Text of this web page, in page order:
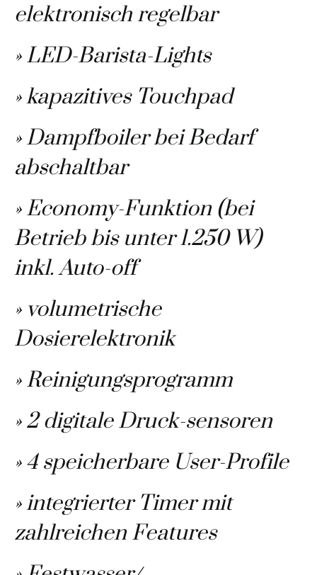
elektronisch regelbar
» LED-Barista-Lights
» kapazitives Touchpad
» Dampfboiler bei Bedarf
abschaltbar
» Economy-Funktion (bei
Betrieb bis unter 1.250 W)
inkl. Auto-off
» volumetrische
Dosierelektronik
» Reinigungsprogramm
» 2 digitale Druck-sensoren
» 4 speicherbare User-Profile
» integrierter Timer mit
zahlreichen Features